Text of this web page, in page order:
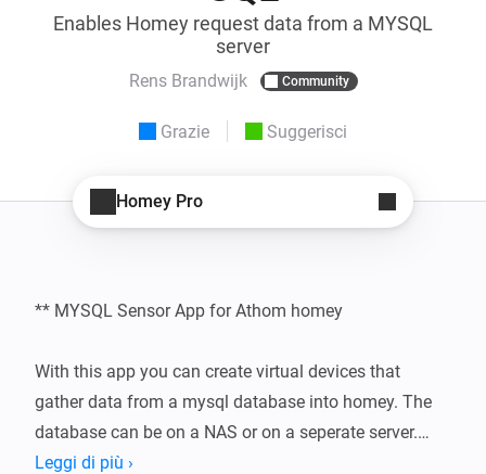
Enables Homey request data from a MYSQL
server
Rens Brandwijk Community
Grazie Suggerisci
Homey Pro
** MYSQL Sensor App for Athom homey
With this app you can create virtual devices that
gather data from a mysql database into homey. The
database can be on a NAS or on a seperate server.
Leggi di più ›